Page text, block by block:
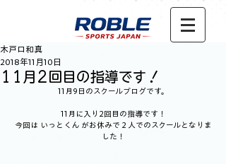
11月2回目の指導です！
木戸口和真
2018年11月10日
11月9日のスクールブログです。
11月に入り2回目の指導です！
今回は いっとくん がお休みで２人でのスクールとなりま
した！